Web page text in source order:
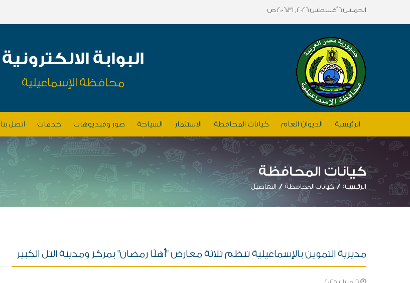
الخميس 6 أغسطس 2026, 2:06:31 ص
البوابة الالكترونية
محافظة الإسماعيلية
الرئيسية الديوان العام كيانات المحافظة الاستثمار السياحة صور وفيديوهات خدمات اتصل بنا
كيانات المحافظة
الرئيسية كيانات المحافظة التفاصيل
مديرية التموين بالإسماعيلية تنظم ثلاثة معارض "أهلًا رمضان" بمركز ومدينة التل الكبير